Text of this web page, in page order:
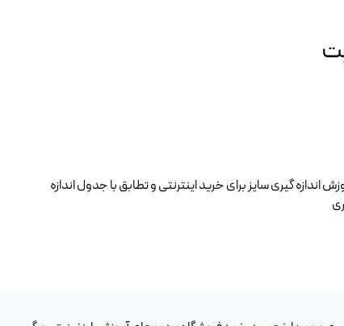
اندازه گیری سایز برای خرید اینترنتی و تطابق با جدول اندازه